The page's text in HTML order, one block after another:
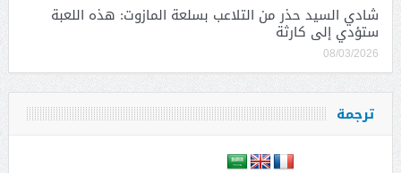
شادي السيد حذر من التلاعب بسلعة المازوت: هذه اللعبة
ستؤدي إلى كارثة
08/03/2026
ترجمة